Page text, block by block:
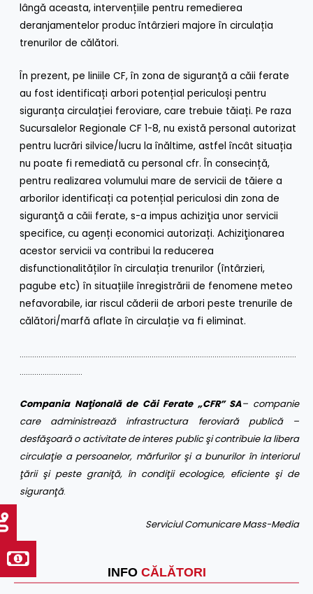
INFO CĂLĂTORI
lângă aceasta, intervențiile pentru remedierea
deranjamentelor produc întârzieri majore în circulația
trenurilor de călători.
În prezent, pe liniile CF, în zona de siguranţă a căii ferate
au fost identificați arbori potențial periculoși pentru
siguranța circulației feroviare, care trebuie tăiați. Pe raza
Sucursalelor Regionale CF 1-8, nu există personal autorizat
pentru lucrări silvice/lucru la înăltime, astfel încât situația
nu poate fi remediată cu personal cfr. În consecință,
pentru realizarea volumului mare de servicii de tăiere a
arborilor identificați ca potențial periculosi din zona de
siguranţă a căii ferate, s-a impus achiziţia unor servicii
specifice, cu agenți economici autorizați. Achiziţionarea
acestor servicii va contribui la reducerea
disfunctionalităților în circulația trenurilor (întârzieri,
pagube etc) în situațiile înregistrării de fenomene meteo
nefavorabile, iar riscul căderii de arbori peste trenurile de
călători/marfă aflate în circulație va fi eliminat.
……………………………………………………………………………………………………………………
…………………………
Compania Naţională de Căi Ferate „CFR” SA– companie
care administrează infrastructura feroviară publică –
desfăşoară o activitate de interes public şi contribuie la libera
circulaţie a persoanelor, mărfurilor şi a bunurilor în interiorul
ţării şi peste graniţă, în condiţii ecologice, eficiente şi de
siguranţă.
Serviciul Comunicare Mass-Media